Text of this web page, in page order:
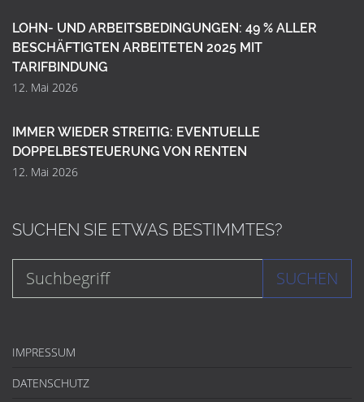
LOHN- UND ARBEITSBEDINGUNGEN: 49 % ALLER
BESCHÄFTIGTEN ARBEITETEN 2025 MIT
TARIFBINDUNG
12. Mai 2026
IMMER WIEDER STREITIG: EVENTUELLE
DOPPELBESTEUERUNG VON RENTEN
12. Mai 2026
SUCHEN SIE ETWAS BESTIMMTES?
SUCHEN
IMPRESSUM
DATENSCHUTZ